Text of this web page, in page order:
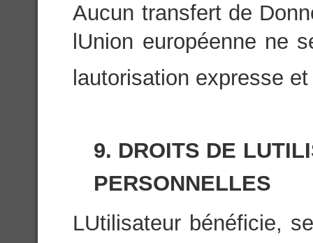
Aucun transfert de
lUnion européenne
lautorisation expresse
9. DROITS DE
PERSONNELLES
LUtilisateur bénéficie,